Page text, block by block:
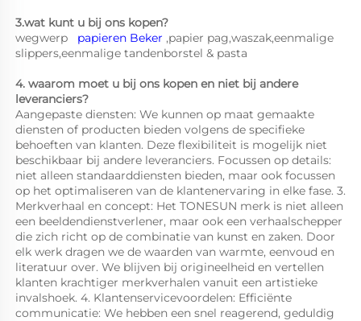
3.wat kunt u bij ons kopen?
wegwerp papieren Beker ,papier pag,waszak,eenmalige
slippers,eenmalige tandenborstel & pasta
4. waarom moet u bij ons kopen en niet bij andere
leveranciers?
Aangepaste diensten: We kunnen op maat gemaakte
diensten of producten bieden volgens de specifieke
behoeften van klanten. Deze flexibiliteit is mogelijk niet
beschikbaar bij andere leveranciers. Focussen op details:
niet alleen standaarddiensten bieden, maar ook focussen
op het optimaliseren van de klantenervaring in elke fase. 3.
Merkverhaal en concept: Het TONESUN merk is niet alleen
een beeldendienstverlener, maar ook een verhaalschepper
die zich richt op de combinatie van kunst en zaken. Door
elk werk dragen we de waarden van warmte, eenvoud en
literatuur over. We blijven bij origineelheid en vertellen
klanten krachtiger merkverhalen vanuit een artistieke
invalshoek. 4. Klantenservicevoordelen: Efficiënte
communicatie: We hebben een snel reagerend, geduldig